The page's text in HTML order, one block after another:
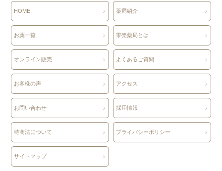
HOME 薬局紹介
お薬一覧 零売薬局とは
オンライン販売 よくあるご質問
お客様の声 アクセス
お問い合わせ 採用情報
特商法について プライバシーポリシー
サイトマップ